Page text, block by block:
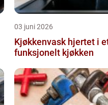
03 juni 2026
Kjøkkenvask hjertet i et
funksjonelt kjøkken